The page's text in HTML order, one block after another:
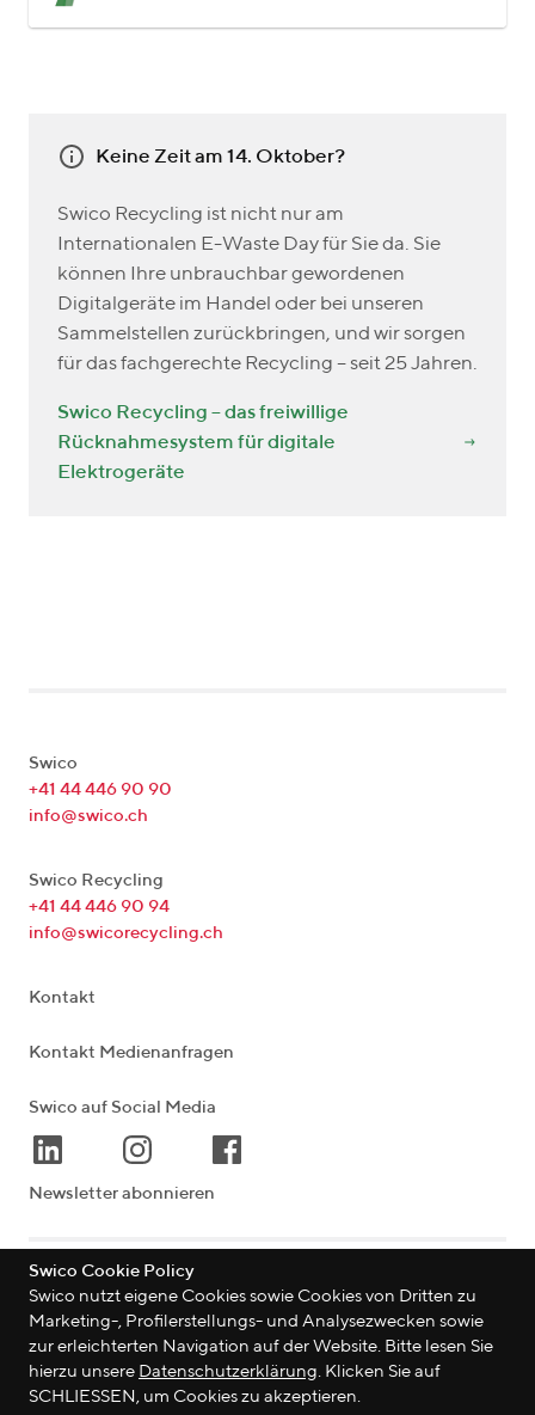
Keine Zeit am 14. Oktober?
Swico Recycling ist nicht nur am
Internationalen E-Waste Day für Sie da. Sie
können Ihre unbrauchbar gewordenen
Digitalgeräte im Handel oder bei unseren
Sammelstellen zurückbringen, und wir sorgen
für das fachgerechte Recycling – seit 25 Jahren.
Swico Recycling – das freiwillige
Rücknahmesystem für digitale
Elektrogeräte
Swico
+41 44 446 90 90
info@swico.ch
Swico Recycling
+41 44 446 90 94
info@swicorecycling.ch
Kontakt
Kontakt Medienanfragen
Swico auf Social Media
Newsletter abonnieren
Lagerstrasse 33 8004 Zürich | Schweiz
©2026 Swico
Swico Cookie Policy
Swico nutzt eigene Cookies sowie Cookies von Dritten zu
Marketing-, Profilerstellungs- und Analysezwecken sowie
zur erleichterten Navigation auf der Website. Bitte lesen Sie
hierzu unsere Datenschutzerklärung. Klicken Sie auf
SCHLIESSEN, um Cookies zu akzeptieren.